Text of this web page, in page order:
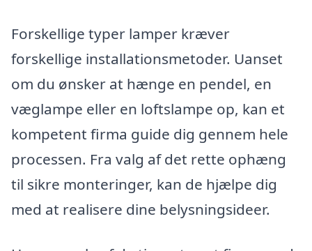
Forskellige typer lamper kræver
forskellige installationsmetoder. Uanset
om du ønsker at hænge en pendel, en
væglampe eller en loftslampe op, kan et
kompetent firma guide dig gennem hele
processen. Fra valg af det rette ophæng
til sikre monteringer, kan de hjælpe dig
med at realisere dine belysningsideer.